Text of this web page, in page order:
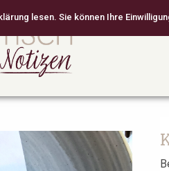
lesen. Sie können Ihre